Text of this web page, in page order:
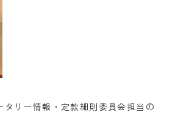
タリー情報・定款細則委員会担当の